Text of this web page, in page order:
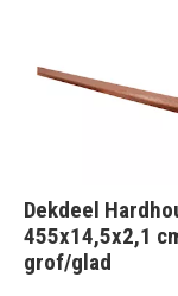
Dekdeel
455x14,5x2,1
grof/glad